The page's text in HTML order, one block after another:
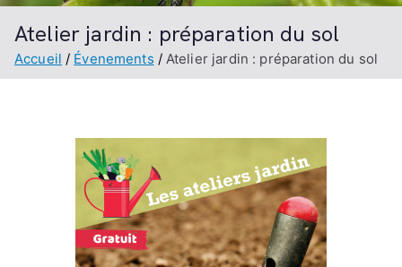
Atelier jardin : préparation du sol
Accueil Évenements Atelier jardin : préparation du sol